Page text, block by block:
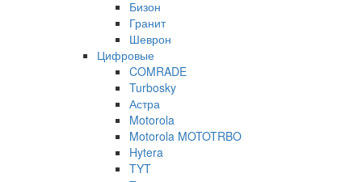
Бизон
Гранит
Шеврон
Цифровые
COMRADE
Turbosky
Астра
Motorola
Motorola MOTOTRBO
Hytera
TYT